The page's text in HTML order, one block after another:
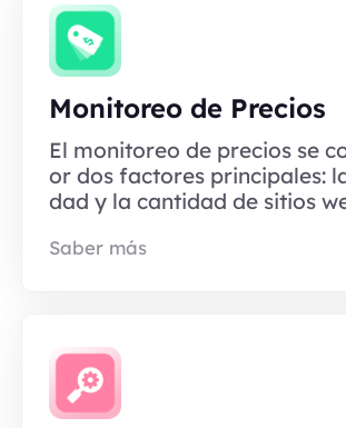
Monitoreo de Precios
El monitoreo de precios se
or dos factores principales:
dad y la cantidad de sitios
Saber más